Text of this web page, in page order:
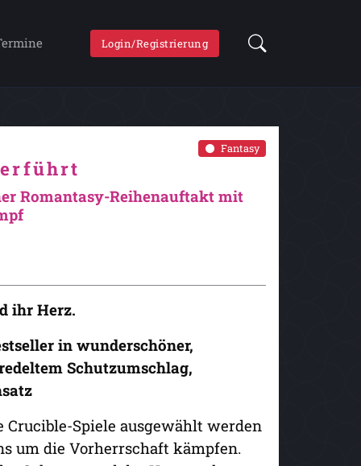
Login/Registrierung
Fantasy
Romantasy-Reihenauftakt mit
ihr Herz.
in wunderschöner,
Schutzumschlag,
Crucible-Spiele ausgewählt werden
um die Vorherrschaft kämpfen.